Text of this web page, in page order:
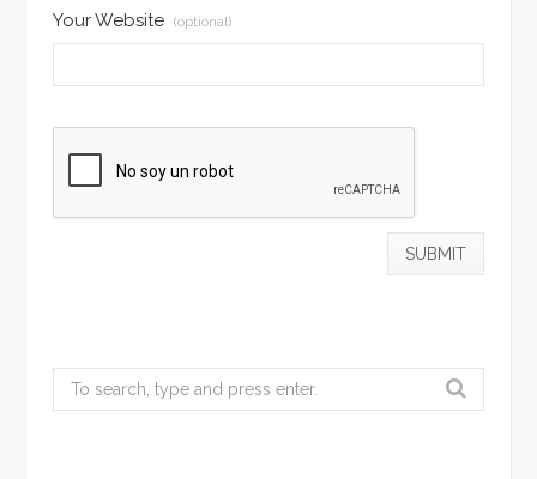
Your Website (optional)
Search
for: